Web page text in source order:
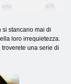
stancano mai di
loro irrequietezza.
una serie di